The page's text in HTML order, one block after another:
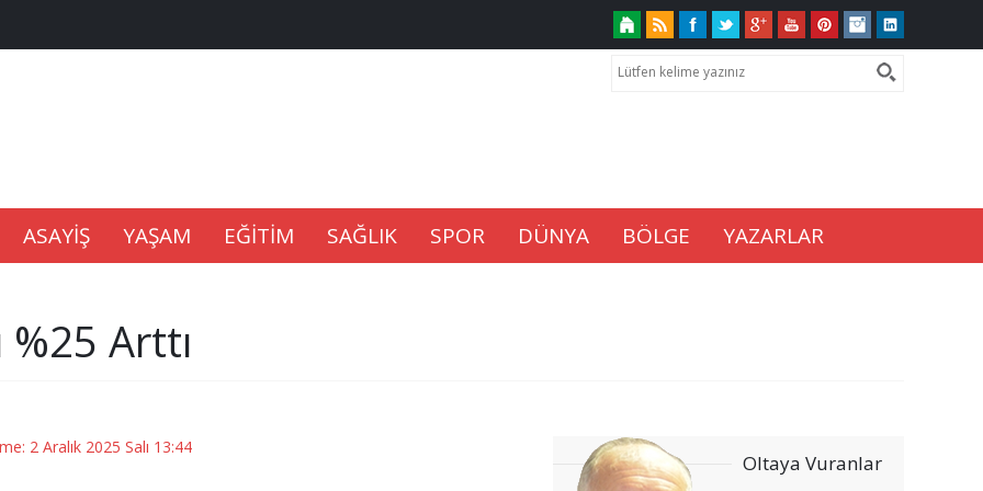
Geliyor
ASAYİŞ YAŞAM EĞİTİM SAĞLIK SPOR DÜNYA BÖLGE YAZARLAR
Arttı
2 Aralık 2025 Salı 13:44
Oltaya Vuranlar